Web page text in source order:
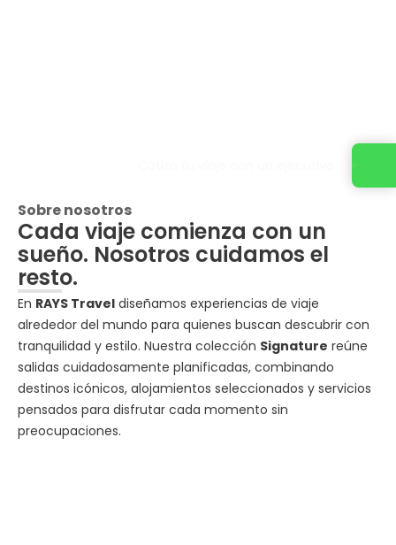
Sobre nosotros
Cada viaje comienza con un
sueño. Nosotros cuidamos el
resto.
En RAYS Travel diseñamos experiencias de viaje
alrededor del mundo para quienes buscan descubrir con
tranquilidad y estilo. Nuestra colección Signature reúne
salidas cuidadosamente planificadas, combinando
destinos icónicos, alojamientos seleccionados y servicios
pensados para disfrutar cada momento sin
preocupaciones.